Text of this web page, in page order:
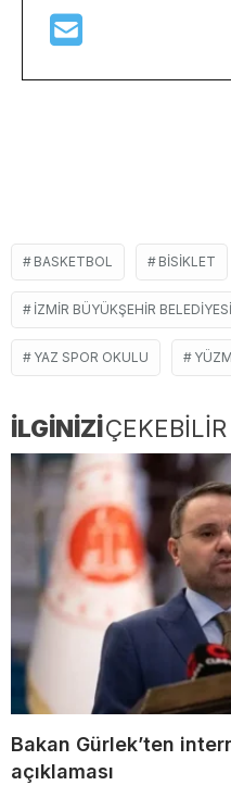
BASKETBOL BISIKLET
İZMIR BÜYÜKŞEHIR
YAZ SPOR OKULU
İLGİNİZİÇEKEBİLİR
Bakan Gürlek’ten
açıklaması